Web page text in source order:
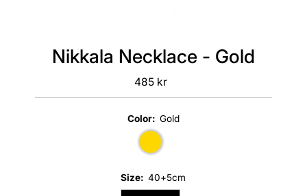
Nikkala Necklace - Gold
Regular
Price
485 kr
Color: Gold
Size: 40+5cm